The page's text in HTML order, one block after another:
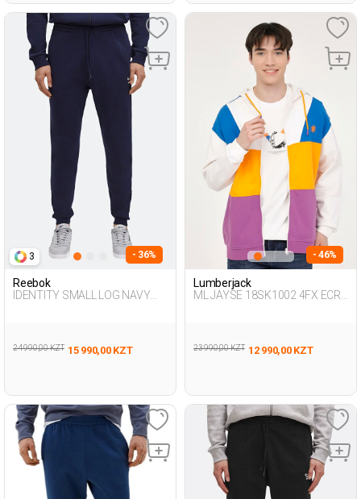
3 - 36%
Reebok
IDENTITY SMALL LOG NAVY
24 990,00 KZT 15 990,00 KZT
- 46%
Lumberjack
ML JAYSE 18SK1002 4FX ECRU
23 990,00 KZT 12 990,00 KZT